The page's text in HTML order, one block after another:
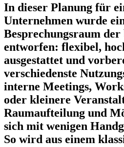
In dieser Planung für
Unternehmen wurde
Besprechungsraum
entworfen: flexibel,
ausgestattet und
verschiedenste
interne Meetings,
oder kleinere
Raumaufteilung und
sich mit wenigen
So wird aus einem